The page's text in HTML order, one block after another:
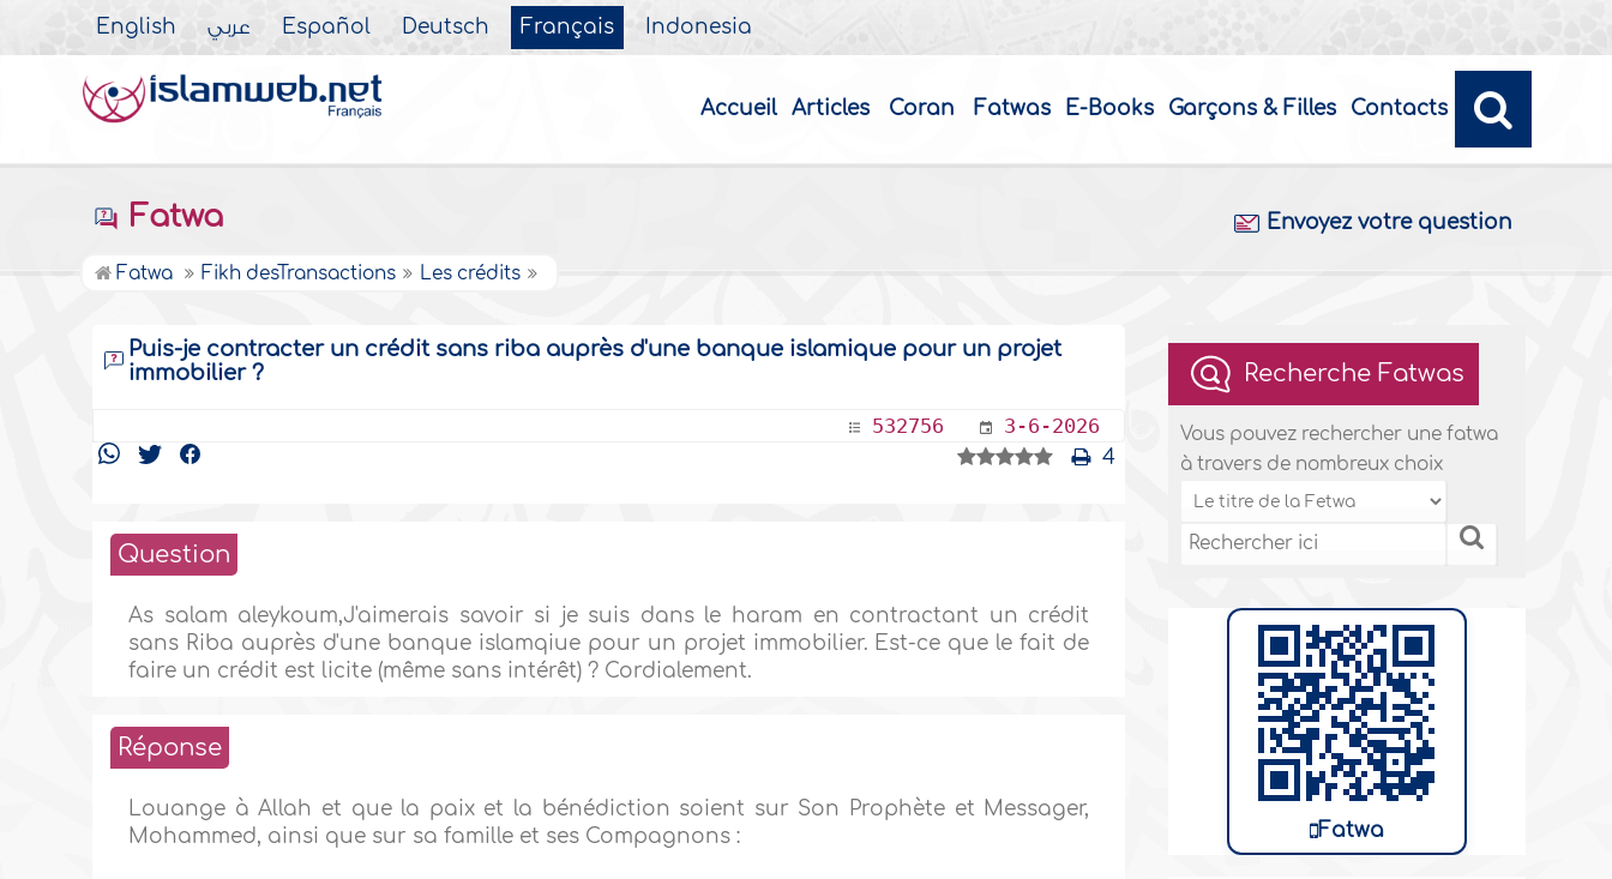
English عربي Español Deutsch Français Indonesia
Accueil Articles Coran Fatwas E-Books Garçons & Filles Contacts
Fatwa Envoyez votre question
Fatwa Fikh desTransactions Les crédits
Puis-je contracter un crédit sans riba auprès d'une banque islamique pour un projet
immobilier ?
532756 3-6-2026
4
Question
As salam aleykoum,J'aimerais savoir si je suis dans le haram en contractant un crédit
sans Riba auprès d'une banque islamqiue pour un projet immobilier. Est-ce que le fait de
faire un crédit est licite (même sans intérêt) ? Cordialement.
Réponse
Louange à Allah et que la paix et la bénédiction soient sur Son Prophète et Messager,
Mohammed, ainsi que sur sa famille et ses Compagnons :
Recherche Fatwas
Vous pouvez rechercher une fatwa
à travers de nombreux choix
Fatwa